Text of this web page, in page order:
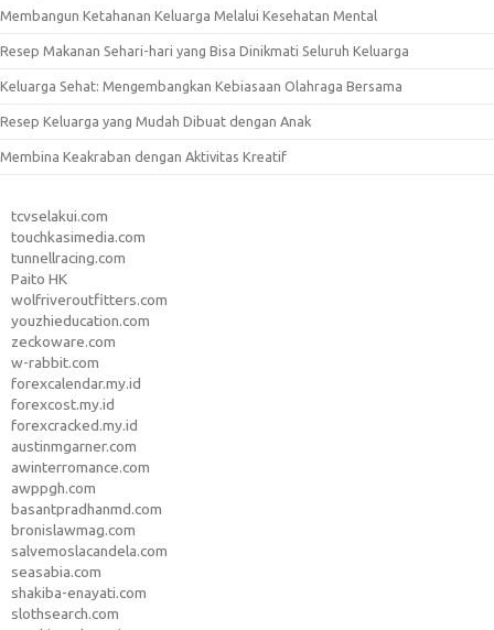
Membangun Ketahanan Keluarga Melalui Kesehatan Mental
Resep Makanan Sehari-hari yang Bisa Dinikmati Seluruh Keluarga
Keluarga Sehat: Mengembangkan Kebiasaan Olahraga Bersama
Resep Keluarga yang Mudah Dibuat dengan Anak
Membina Keakraban dengan Aktivitas Kreatif
tcvselakui.com
touchkasimedia.com
tunnellracing.com
Paito HK
wolfriveroutfitters.com
youzhieducation.com
zeckoware.com
w-rabbit.com
forexcalendar.my.id
forexcost.my.id
forexcracked.my.id
austinmgarner.com
awinterromance.com
awppgh.com
basantpradhanmd.com
bronislawmag.com
salvemoslacandela.com
seasabia.com
shakiba-enayati.com
slothsearch.com